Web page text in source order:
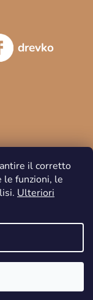
il corretto
le funzioni, le
Ulteriori
drevko